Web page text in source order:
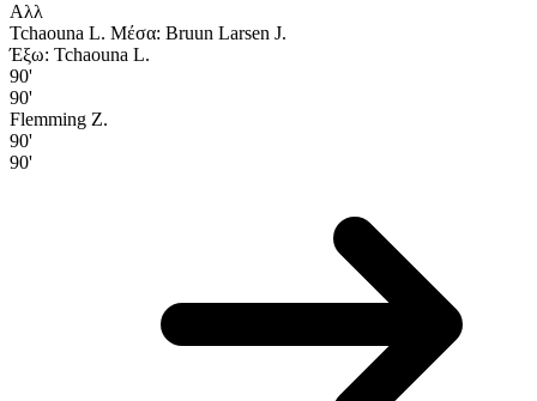
Αλλ
Tchaouna L. Μέσα: Bruun Larsen J.
Έξω: Tchaouna L.
90'
90'
Flemming Z.
90'
90'